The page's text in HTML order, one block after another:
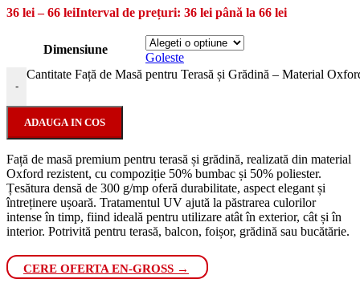
36 lei – 66 leiInterval de prețuri: 36 lei până la 66 lei
Dimensiune
Goleste
-
Cantitate Față de Masă pentru Terasă și Grădină – Material
ADAUGA IN COS
Față de masă premium pentru terasă și grădină, realizată din material
Oxford rezistent, cu compoziție 50% bumbac și 50% poliester.
Țesătura densă de 300 g/mp oferă durabilitate, aspect elegant și
întreținere ușoară. Tratamentul UV ajută la păstrarea culorilor
intense în timp, fiind ideală pentru utilizare atât în exterior, cât și în
interior. Potrivită pentru terasă, balcon, foișor, grădină sau bucătărie.
CERE OFERTA EN-GROSS →